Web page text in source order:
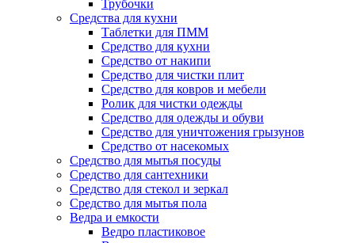
Трубочки
Средства для кухни
Таблетки для ПММ
Средство для кухни
Средство от накипи
Средство для чистки плит
Средство для ковров и мебели
Ролик для чистки одежды
Средство для одежды и обуви
Средство для уничтожения грызунов
Средство от насекомых
Средство для мытья посуды
Средство для сантехники
Средство для стекол и зеркал
Средство для мытья пола
Ведра и емкости
Ведро пластиковое